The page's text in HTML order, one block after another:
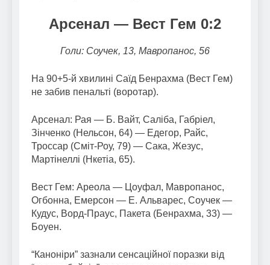
Арсенал — Вест Гем 0:2
Голи: Соучек, 13, Мавропанос, 56
На 90+5-й хвилині Саїд Бенрахма (Вест Гем)
не забив пенальті (воротар).
Арсенал: Рая — Б. Вайт, Саліба, Габріел,
Зінченко (Нельсон, 64) — Едегор, Райс,
Троссар (Сміт-Роу, 79) — Сака, Жезус,
Мартінеллі (Нкетіа, 65).
Вест Гем: Ареола — Цоуфал, Мавропанос,
Огбонна, Емерсон — Е. Альварес, Соучек —
Кудус, Ворд-Праус, Пакета (Бенрахма, 33) —
Боуен.
“Каноніри” зазнали сенсаційної поразки від